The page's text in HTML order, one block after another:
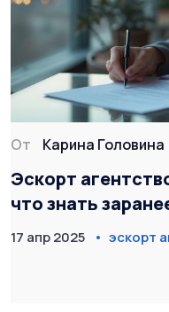
От Карина Головина
Эскорт
что знать
17 апр 2025 эскорт